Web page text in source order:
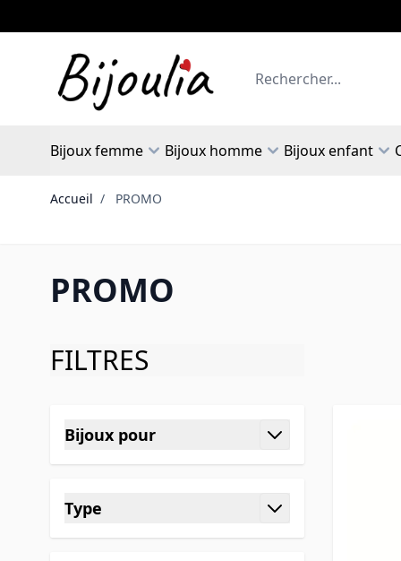
Rechercher
Bijoux femme Bijoux homme Bijoux enfant
Accueil / PROMO
PROMO
FILTRES
Bijoux pour
Type